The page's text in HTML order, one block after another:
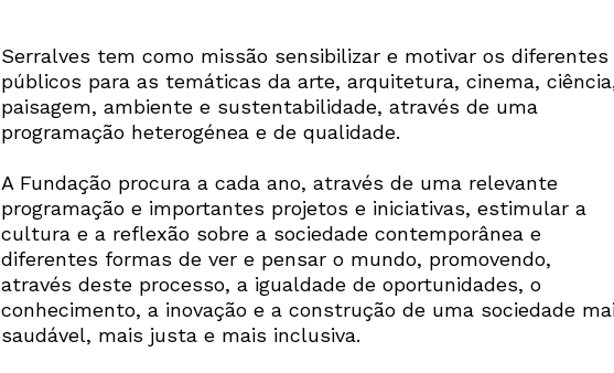
Serralves tem como missão sensibilizar e motivar os diferentes
públicos para as temáticas da arte, arquitetura, cinema,
paisagem, ambiente e sustentabilidade, através de uma
programação heterogénea e de qualidade.
A Fundação procura a cada ano, através de uma relevante
programação e importantes projetos e iniciativas, estimular a
cultura e a reflexão sobre a sociedade contemporânea e
diferentes formas de ver e pensar o mundo, promovendo,
através deste processo, a igualdade de oportunidades, o
conhecimento, a inovação e a construção de uma sociedade
saudável, mais justa e mais inclusiva.